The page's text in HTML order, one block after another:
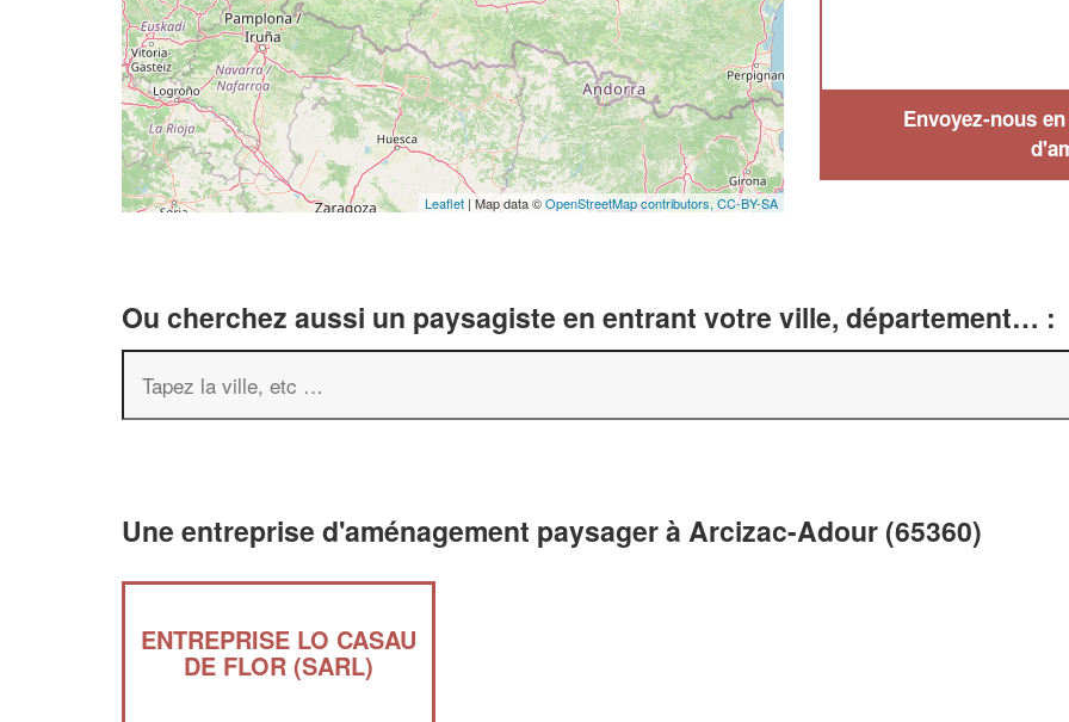
Leaflet | Map data ©OpenStreetMap contributors, CC-BY-SA
Envoyez-nous
Ou cherchez aussi un paysagiste en entrant votre ville, département… :
Une entreprise d'aménagement paysager à Arcizac-Adour (65360)
ENTREPRISE LO CASAU
DE FLOR (SARL)